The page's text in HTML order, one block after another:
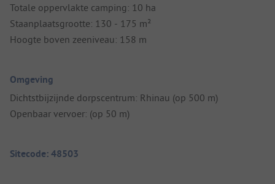
Totale oppervlakte camping: 10 ha
Staanplaatsgrootte: 130 - 175 m²
Hoogte boven zeeniveau: 158 m
Omgeving
Dichtstbijzijnde dorpscentrum: Rhinau (op 500 m)
Openbaar vervoer: (op 50 m)
Sitecode: 48503